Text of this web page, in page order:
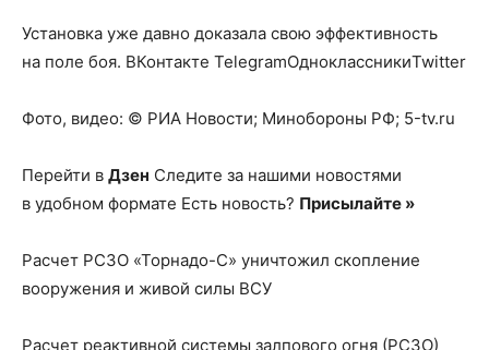
нем
Установка уже давно доказала свою эффективность
на поле боя. ВКонтакте TelegramОдноклассникиTwitter
Фото, видео: © РИА Новости; Минобороны РФ; 5-tv.ru
Перейти в Дзен Следите за нашими новостями
в удобном формате Есть новость? Присылайте »
Расчет РСЗО «Торнадо-С» уничтожил скопление
вооружения и живой силы ВСУ
Расчет реактивной системы залпового огня (РСЗО)